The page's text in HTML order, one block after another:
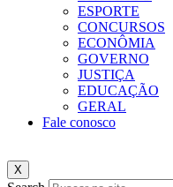
ESPORTE
CONCURSOS
ECONÔMIA
GOVERNO
JUSTIÇA
EDUCAÇÃO
GERAL
Fale conosco
X